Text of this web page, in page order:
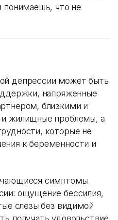
что не
депрессии может быть
напряженные
близкими и
жилищные проблемы, а
которые не
к беременности и
симптомы
ощущение бессилия,
слезы без видимой